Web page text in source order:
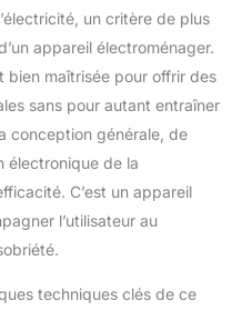
un critère de plus
appareil électroménager.
bien maîtrisée pour offrir des
sans pour autant entraîner
conception générale, de
électronique de la
C’est un appareil
l’utilisateur au
techniques clés de ce